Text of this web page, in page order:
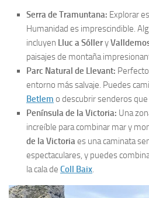
Serra de Tramuntana: Explorar
Humanidad es imprescindible.
incluyen Lluc a Sóllery
paisajes de montaña
Parc Natural de Llevant:
entorno más salvaje. Puedes
Betlem o descubrir senderos que
Península de la Victoria: Una
increíble para combinar mar y
de la Victoria es una caminata
espectaculares, y puedes
la cala de Coll Baix